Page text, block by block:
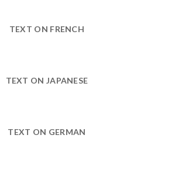
TEXT ON FRENCH
TEXT ON JAPANESE
TEXT ON GERMAN